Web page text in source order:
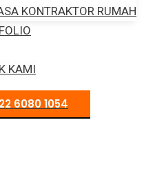
KONTRAKTOR RUMAH
KAMI
6080 1054